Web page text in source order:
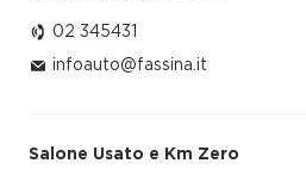
02 345431
infoauto@fassina.it
Salone Usato e Km Zero